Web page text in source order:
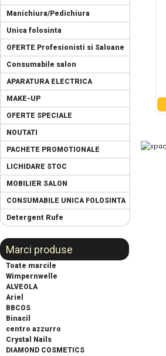
Manichiura/Pedichiura
Unica folosinta
OFERTE Profesionisti si Saloane
Consumabile salon
APARATURA ELECTRICA
MAKE-UP
OFERTE SPECIALE
NOUTATI
PACHETE PROMOTIONALE
LICHIDARE STOC
MOBILIER SALON
CONSUMABILE UNICA FOLOSINTA
Detergent Rufe
Marci produse
Toate marcile
Wimpernwelle
ALVEOLA
Ariel
BBCOS
Binacil
centro azzurro
Crystal Nails
DIAMOND COSMETICS